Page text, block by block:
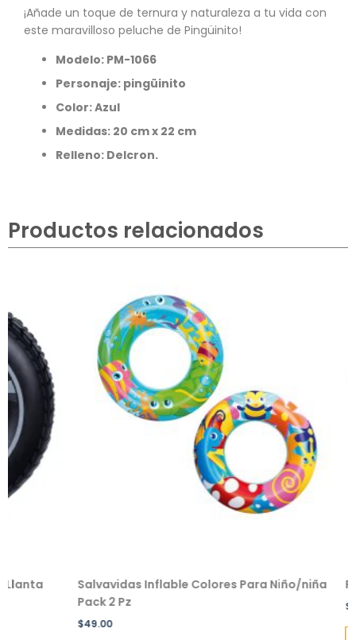
¡Añade un toque de ternura y naturaleza a tu vida con
este maravilloso peluche de Pingüinito!
Modelo: PM-1066
Personaje: pingüinito
Color: Azul
Medidas: 20 cm x 22 cm
Relleno: Delcron.
Productos relacionados
Salvavidas Inflable Colores Para Niño/niña
Pack 2 Pz
Peluche